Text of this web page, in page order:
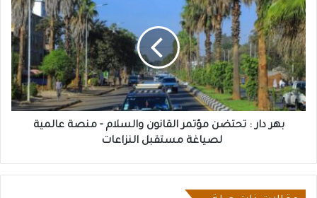
دار
:
تحتضن
مؤتمر
القانون
والسلام
-
منصة
عالميةبهر دار : تحتضن مؤتمر القانون والسلام - منصة عالمية
لصياغة مستقبل النزاعات